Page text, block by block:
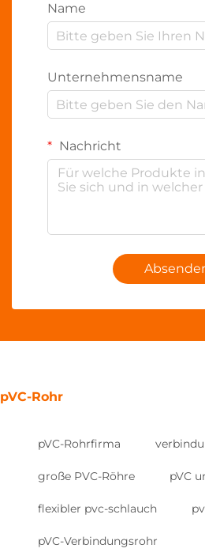
Name
Unternehmensname
Nachricht
pVC-Rohr
pVC-Rohrfirma
große PVC-Röhre pVC
flexibler pvc-schlauch
pVC-Verbindungsrohr